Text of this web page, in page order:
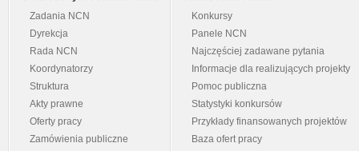
Zadania NCN
Dyrekcja
Rada NCN
Koordynatorzy
Struktura
Akty prawne
Oferty pracy
Zamówienia publiczne
Konkursy
Panele NCN
Najczęściej zadawane pytania
Informacje dla realizujących projekty
Pomoc publiczna
Statystyki konkursów
Przykłady finansowanych projektów
Baza ofert pracy